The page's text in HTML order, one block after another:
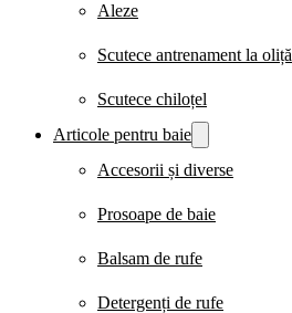
Aleze
Scutece antrenament la oliță
Scutece chiloțel
Articole pentru baie
Accesorii și diverse
Prosoape de baie
Balsam de rufe
Detergenți de rufe